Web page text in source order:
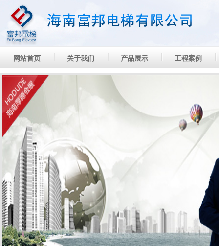
网站首页 关于我们 产品展示 工程案例